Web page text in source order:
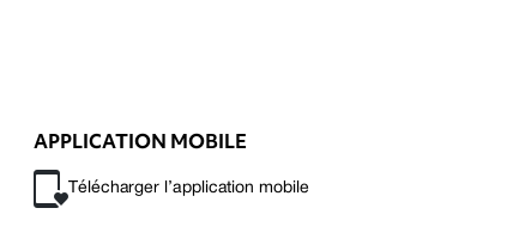
APPLICATION MOBILE
Télécharger l’application mobile